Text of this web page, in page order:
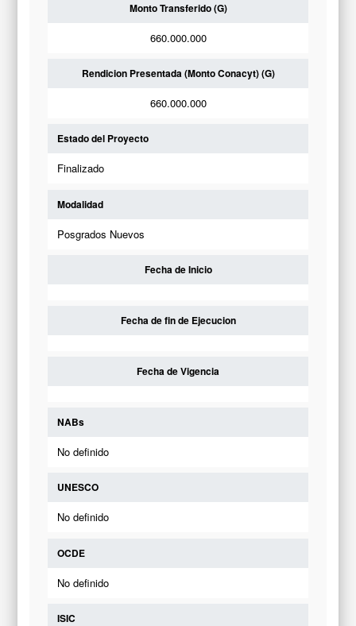
Monto Transferido (G)
660.000.000
Rendicion Presentada (Monto Conacyt) (G)
660.000.000
Estado del Proyecto
Finalizado
Modalidad
Posgrados Nuevos
Fecha de Inicio
Fecha de fin de Ejecucion
Fecha de Vigencia
NABs
No definido
UNESCO
No definido
OCDE
No definido
ISIC